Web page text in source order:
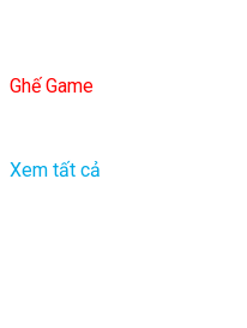
Ghế Game
Xem tất cả